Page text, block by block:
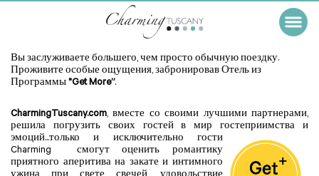
Вы заслуживаете большего, чем просто обычную поездку.
Проживите особые ощущения, забронировав Отель из
Программы "Get More”.
CharmingTuscany.com, вместе со своими лучшими партнерами,
решила погрузить своих гостей в мир гостеприимства и
эмоций...только и исключительно гости
Charming смогут оценить романтику
приятного аперитива на закате и интимного